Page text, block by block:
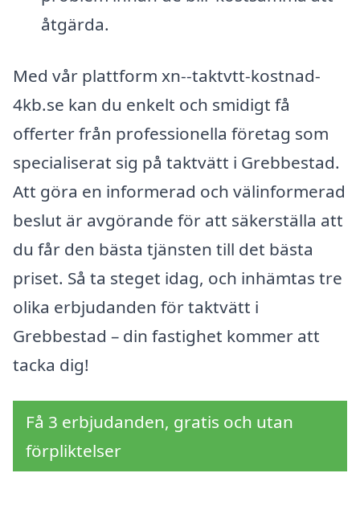
åtgärda.
Med vår plattform xn--taktvtt-kostnad-
4kb.se kan du enkelt och smidigt få
offerter från professionella företag som
specialiserat sig på taktvätt i Grebbestad.
Att göra en informerad och välinformerad
beslut är avgörande för att säkerställa att
du får den bästa tjänsten till det bästa
priset. Så ta steget idag, och inhämtas tre
olika erbjudanden för taktvätt i
Grebbestad – din fastighet kommer att
tacka dig!
Få 3 erbjudanden, gratis och utan
förpliktelser